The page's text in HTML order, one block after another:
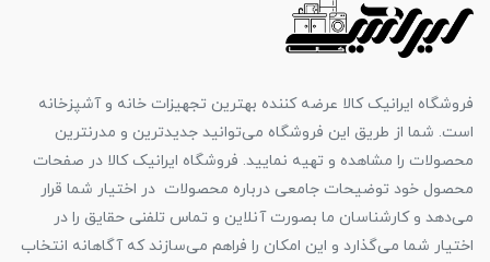
فروشگاه ایرانیک کالا عرضه کننده بهترین تجهیزات خانه و آشپزخانه
است. شما از طریق این فروشگاه می‌توانید جدیدترین و مدرنترین
محصولات را مشاهده و تهیه نمایید. فروشگاه ایرانیک کالا در صفحات
محصول خود توضیحات جامعی درباره محصولات در اختیار شما قرار
می‌دهد و کارشناسان ما بصورت آنلاین و تماس تلفنی حقایق را در
اختیار شما می‌گذارد و این امکان را فراهم می‌سازند که آگاهانه انتخاب